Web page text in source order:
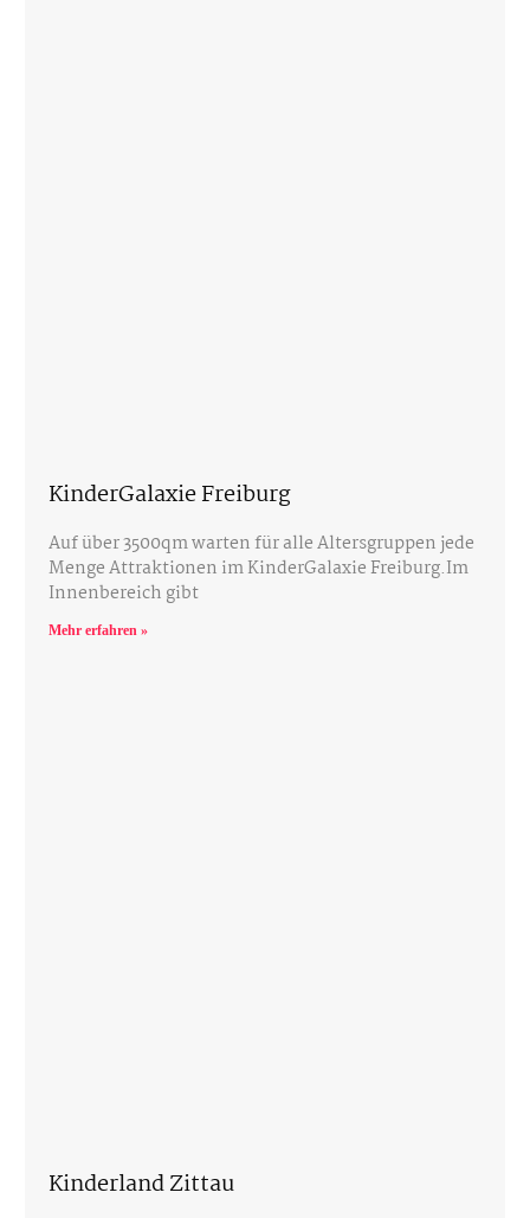
KinderGalaxie Freiburg
Auf über 3500qm warten für alle Altersgruppen jede
Menge Attraktionen im KinderGalaxie Freiburg.Im
Innenbereich gibt
Mehr erfahren »
Kinderland Zittau